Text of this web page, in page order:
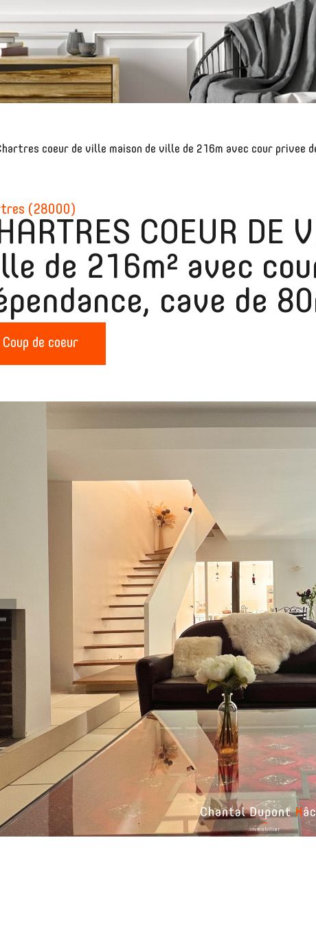
coeur de ville maison de ville de 216m avec cour privee
(28000)
COEUR DE
de 216m² avec
cave de
Coup de coeur